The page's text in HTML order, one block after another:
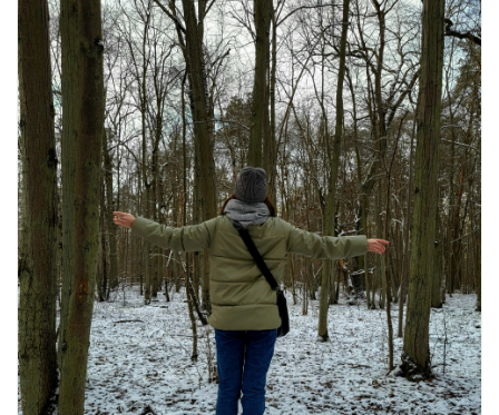
July 31, 2026 1 Comment
16 ज़रूरी कीबोर्ड शॉर्टकट्स जो आपकी
उत्पादकता को दोगुना कर देंगे
August 7, 2026 0 Comments